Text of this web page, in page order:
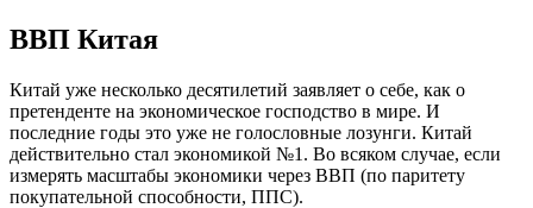
ВВП Китая
Китай уже несколько десятилетий заявляет о себе, как о
претенденте на экономическое господство в мире. И
последние годы это уже не голословные лозунги. Китай
действительно стал экономикой №1. Во всяком случае, если
измерять масштабы экономики через ВВП (по паритету
покупательной способности, ППС).